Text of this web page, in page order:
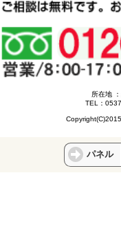
所在地
TEL：
パネル